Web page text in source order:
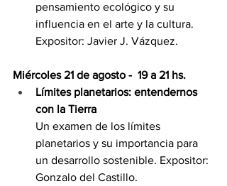
pensamiento ecológico y su
influencia en el arte y la cultura.
Expositor: Javier J. Vázquez.
Miércoles 21 de agosto -  19 a 21 hs.
Límites planetarios: entendernos
con la Tierra
Un examen de los límites
planetarios y su importancia para
un desarrollo sostenible. Expositor:
Gonzalo del Castillo.